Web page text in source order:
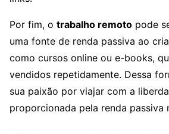
Por fim, o trabalho remoto pode
uma fonte de renda passiva ao
como cursos online ou e-books,
vendidos repetidamente. Dessa
sua paixão por viajar com a
proporcionada pela renda passiva